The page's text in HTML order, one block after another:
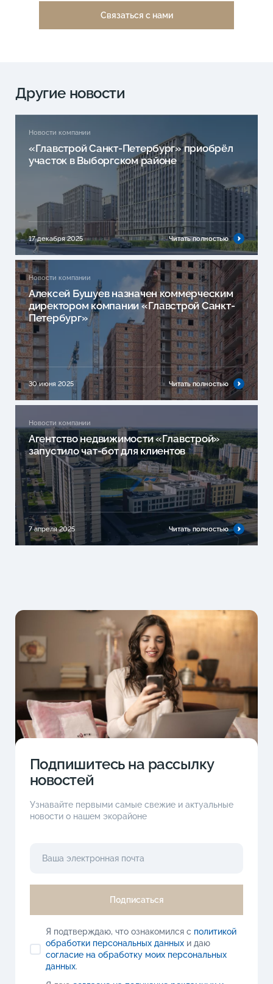
Связаться с нами
Другие новости
Новости компании
«Главстрой Санкт-Петербург» приобрёл
участок в Выборгском районе
17 декабря 2025 Читать полностью
Новости компании
Алексей Бушуев назначен коммерческим
директором компании «Главстрой Санкт-
Петербург»
30 июня 2025 Читать полностью
Новости компании
Агентство недвижимости «Главстрой»
запустило чат-бот для клиентов
7 апреля 2025 Читать полностью
Подпишитесь на рассылку
новостей
Узнавайте первыми самые свежие и актуальные
новости о нашем экорайоне
Подписаться
Я подтверждаю, что ознакомился с политикой
обработки персональных данныхи даю
согласие на обработку моих персональных
данных.